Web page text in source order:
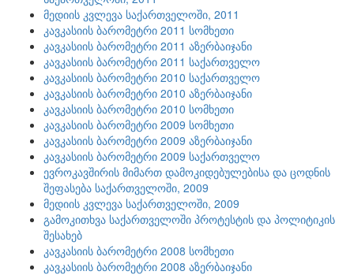
მედიის კვლევა საქართველოში, 2011
კავკასიის ბარომეტრი 2011 სომხეთი
კავკასიის ბარომეტრი 2011 აზერბაიჯანი
კავკასიის ბარომეტრი 2011 საქართველო
კავკასიის ბარომეტრი 2010 საქართველო
კავკასიის ბარომეტრი 2010 აზერბაიჯანი
კავკასიის ბარომეტრი 2010 სომხეთი
კავკასიის ბარომეტრი 2009 სომხეთი
კავკასიის ბარომეტრი 2009 აზერბაიჯანი
კავკასიის ბარომეტრი 2009 საქართველო
ევროკავშირის მიმართ დამოკიდებულებისა და ცოდნის
შეფასება საქართველოში, 2009
მედიის კვლევა საქართველოში, 2009
გამოკითხვა საქართველოში პროტესტის და პოლიტიკის
შესახებ
კავკასიის ბარომეტრი 2008 სომხეთი
კავკასიის ბარომეტრი 2008 აზერბაიჯანი